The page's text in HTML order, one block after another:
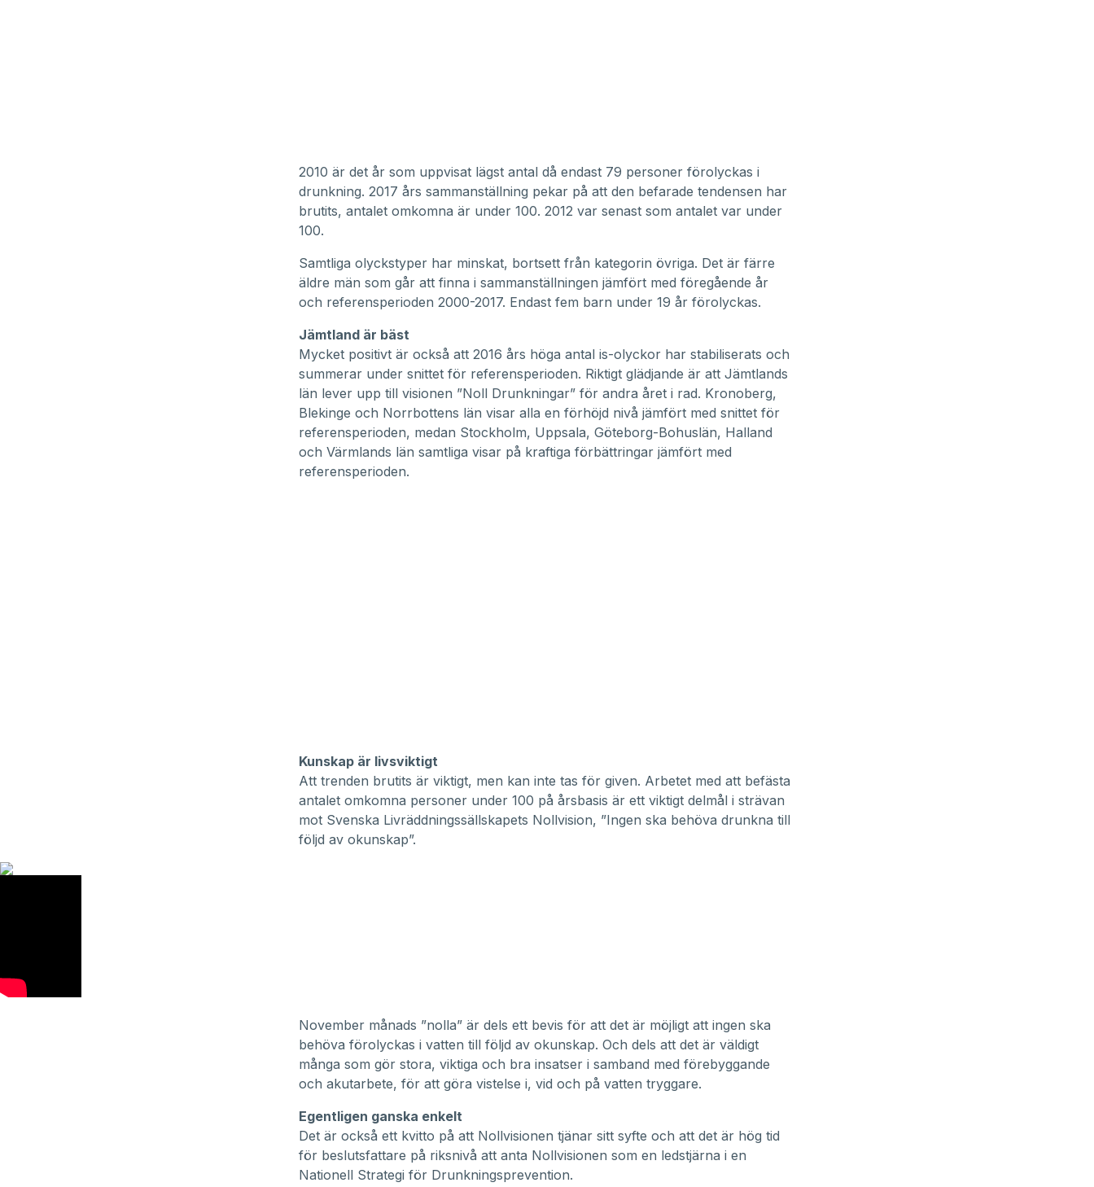
2010 är det år som uppvisat lägst antal då endast 79 personer förolyckas i
drunkning. 2017 års sammanställning pekar på att den befarade tendensen har
brutits, antalet omkomna är under 100. 2012 var senast som antalet var under
100.
Samtliga olyckstyper har minskat, bortsett från kategorin övriga. Det är färre
äldre män som går att finna i sammanställningen jämfört med föregående år
och referensperioden 2000-2017. Endast fem barn under 19 år förolyckas.
Jämtland är bäst
Mycket positivt är också att 2016 års höga antal is-olyckor har stabiliserats och
summerar under snittet för referensperioden. Riktigt glädjande är att Jämtlands
län lever upp till visionen ”Noll Drunkningar” för andra året i rad. Kronoberg,
Blekinge och Norrbottens län visar alla en förhöjd nivå jämfört med snittet för
referensperioden, medan Stockholm, Uppsala, Göteborg-Bohuslän, Halland
och Värmlands län samtliga visar på kraftiga förbättringar jämfört med
referensperioden.
Kunskap är livsviktigt
Att trenden brutits är viktigt, men kan inte tas för given. Arbetet med att befästa
antalet omkomna personer under 100 på årsbasis är ett viktigt delmål i strävan
mot Svenska Livräddningssällskapets Nollvision, ”Ingen ska behöva drunkna till
följd av okunskap”.
November månads ”nolla” är dels ett bevis för att det är möjligt att ingen ska
behöva förolyckas i vatten till följd av okunskap. Och dels att det är väldigt
många som gör stora, viktiga och bra insatser i samband med förebyggande
och akutarbete, för att göra vistelse i, vid och på vatten tryggare.
Egentligen ganska enkelt
Det är också ett kvitto på att Nollvisionen tjänar sitt syfte och att det är hög tid
för beslutsfattare på riksnivå att anta Nollvisionen som en ledstjärna i en
Nationell Strategi för Drunkningsprevention.